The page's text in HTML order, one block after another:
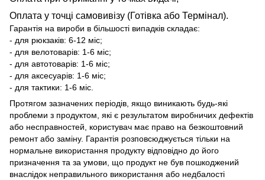
Оплата у точці самовивізу (Готівка або Термінал).
Гарантія на вироби в більшості випадків складає:
- для рюкзаків: 6-12 міс;
- для велотоварів: 1-6 міс;
- для автотоварів: 1-6 міс;
- для аксесуарів: 1-6 міс;
- для тактики: 1-6 міс.
Протягом зазначених періодів, якщо виникають будь-які
проблеми з продуктом, які є результатом виробничих дефектів
або несправностей, користувач має право на безкоштовний
ремонт або заміну. Гарантія розповсюджується тільки на
нормальне використання продукту відповідно до його
призначення та за умови, що продукт не був пошкоджений
внаслідок неправильного використання або недбалості